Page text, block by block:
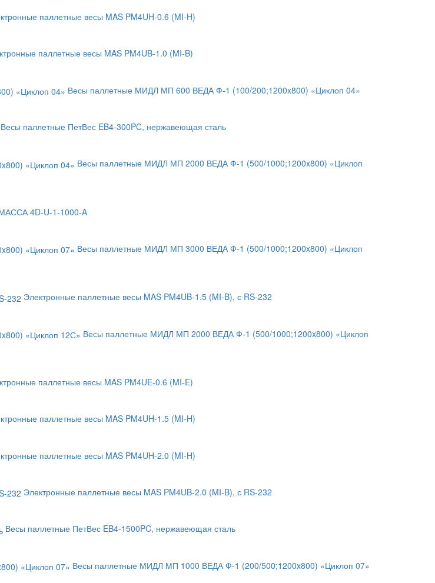
паллетные весы MAS PM4UH-0.6 (MI-H)
паллетные весы MAS PM4UB-1.0 (MI-B)
Весы паллетные МИДЛ МП 600 ВЕДА Ф-1 (100/200;1200x800) «Циклоп 04»
Весы паллетные ПетВес EB4-300PC, нержавеющая сталь
Весы паллетные МИДЛ МП 2000 ВЕДА Ф-1 (500/1000;1200x800) «Циклоп
4D-U-1-1000-A
Весы паллетные МИДЛ МП 3000 ВЕДА Ф-1 (500/1000;1200x800) «Циклоп
Электронные паллетные весы MAS PM4UB-1.5 (MI-B), с RS-232
Весы паллетные МИДЛ МП 2000 ВЕДА Ф-1 (500/1000;1200x800) «Циклоп
паллетные весы MAS PM4UE-0.6 (MI-E)
паллетные весы MAS PM4UH-1.5 (MI-H)
паллетные весы MAS PM4UH-2.0 (MI-H)
Электронные паллетные весы MAS PM4UB-2.0 (MI-B), с RS-232
Весы паллетные ПетВес EB4-1500PC, нержавеющая сталь
Весы паллетные МИДЛ МП 1000 ВЕДА Ф-1 (200/500;1200x800) «Циклоп 07»